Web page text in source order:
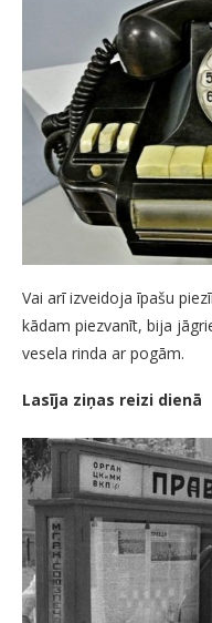
Vai arī izveidoja īpašu
kādam piezvanīt, bija
vesela rinda ar pogām.
Lasīja ziņas reizi dienā